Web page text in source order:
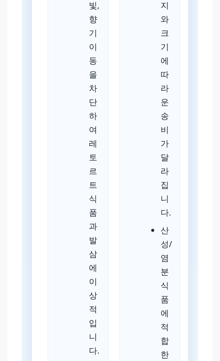
빛,
향
기
이
동
을
차
단
하
여
레
토
르
트
식
품
과
발
삼
에
이
상
적
입
니
다.
지
와
크
기
에
따
라
운
송
비
가
달
라
집
니
다.
산
성/
염
분
식
품
에
적
합
한